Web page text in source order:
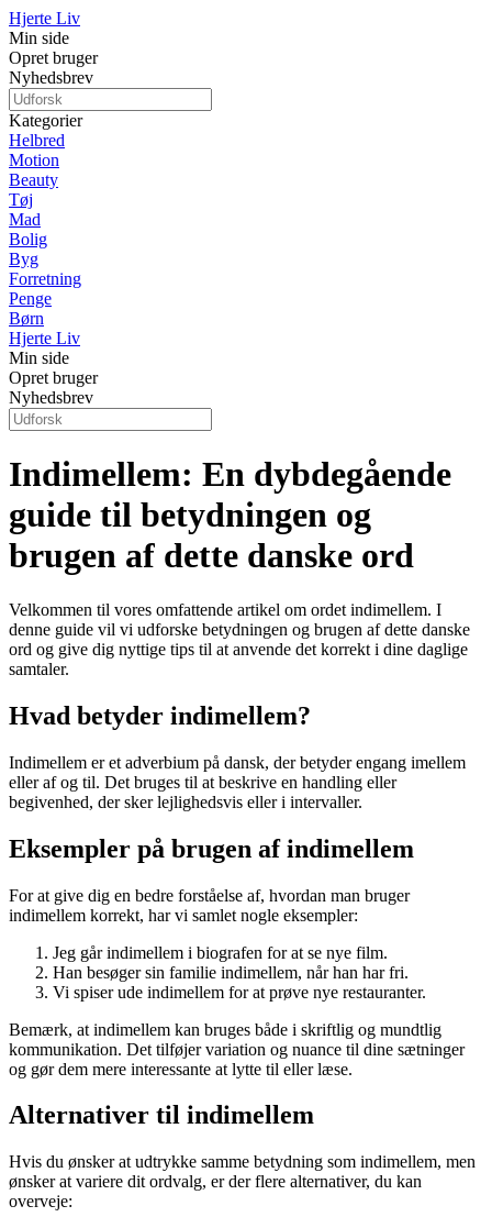
Hjerte Liv
Min side
Opret bruger
Nyhedsbrev
Kategorier
Helbred
Motion
Beauty
Tøj
Mad
Bolig
Byg
Forretning
Penge
Børn
Hjerte Liv
Min side
Opret bruger
Nyhedsbrev
Indimellem: En dybdegående
guide til betydningen og
brugen af dette danske ord
Velkommen til vores omfattende artikel om ordet indimellem. I
denne guide vil vi udforske betydningen og brugen af dette danske
ord og give dig nyttige tips til at anvende det korrekt i dine daglige
samtaler.
Hvad betyder indimellem?
Indimellem er et adverbium på dansk, der betyder engang imellem
eller af og til. Det bruges til at beskrive en handling eller
begivenhed, der sker lejlighedsvis eller i intervaller.
Eksempler på brugen af indimellem
For at give dig en bedre forståelse af, hvordan man bruger
indimellem korrekt, har vi samlet nogle eksempler:
Jeg går indimellem i biografen for at se nye film.
Han besøger sin familie indimellem, når han har fri.
Vi spiser ude indimellem for at prøve nye restauranter.
Bemærk, at indimellem kan bruges både i skriftlig og mundtlig
kommunikation. Det tilføjer variation og nuance til dine sætninger
og gør dem mere interessante at lytte til eller læse.
Alternativer til indimellem
Hvis du ønsker at udtrykke samme betydning som indimellem, men
ønsker at variere dit ordvalg, er der flere alternativer, du kan
overveje: